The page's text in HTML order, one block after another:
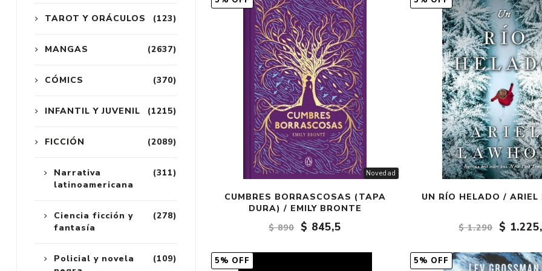
Fantasía
Fantasía oscura
Gore
Ver todo
Novedad
CUMBRES BORRASCOSAS (TAPA
DURA) / EMILY BRONTE
$ 890
$ 845,5
UN RÍO HELADO / ARIEL
$ 1.290 $
5% OFF 5% OFF
(123)
TAROT Y ORÁCULOS
(2637)
MANGAS
(370)
CÓMICS
(1215)
INFANTIL Y JUVENIL
(2089)
FICCIÓN
(311)
Narrativa
latinoamericana
(278)
Ciencia ficción y
fantasía
(109)
Policial y novela